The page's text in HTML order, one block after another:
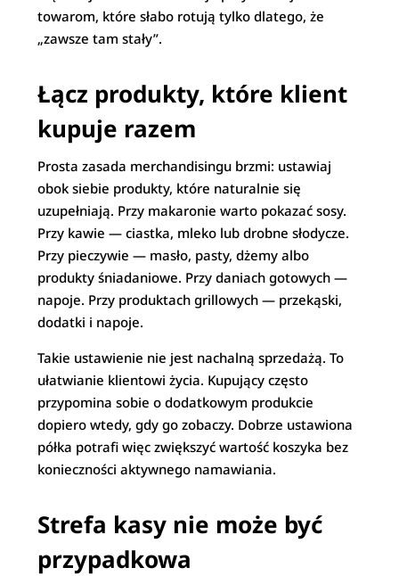
towarom, które słabo rotują tylko dlatego, że
„zawsze tam stały”.
Łącz produkty, które klient
kupuje razem
Prosta zasada merchandisingu brzmi: ustawiaj
obok siebie produkty, które naturalnie się
uzupełniają. Przy makaronie warto pokazać sosy.
Przy kawie — ciastka, mleko lub drobne słodycze.
Przy pieczywie — masło, pasty, dżemy albo
produkty śniadaniowe. Przy daniach gotowych —
napoje. Przy produktach grillowych — przekąski,
dodatki i napoje.
Takie ustawienie nie jest nachalną sprzedażą. To
ułatwianie klientowi życia. Kupujący często
przypomina sobie o dodatkowym produkcie
dopiero wtedy, gdy go zobaczy. Dobrze ustawiona
półka potrafi więc zwiększyć wartość koszyka bez
konieczności aktywnego namawiania.
Strefa kasy nie może być
przypadkowa